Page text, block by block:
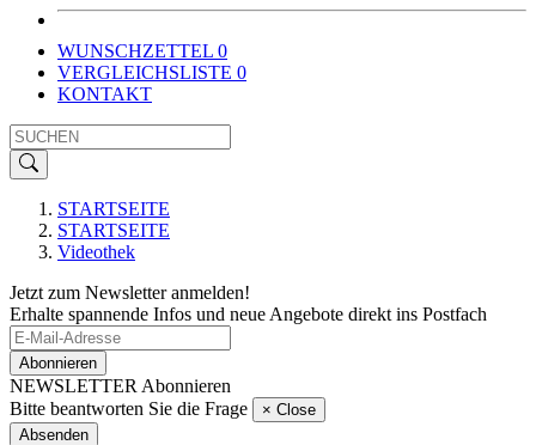
WUNSCHZETTEL 0
VERGLEICHSLISTE 0
KONTAKT
STARTSEITE
STARTSEITE
Videothek
Jetzt zum Newsletter anmelden!
Erhalte spannende Infos und neue Angebote direkt ins Postfach
Abonnieren
NEWSLETTER Abonnieren
Bitte beantworten Sie die Frage
× Close
Absenden